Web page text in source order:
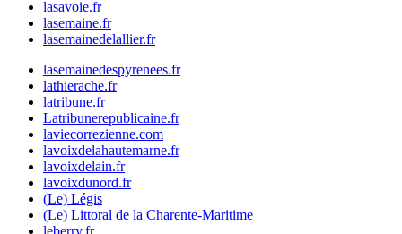
lasavoie.fr
lasemaine.fr
lasemainedelallier.fr
lasemainedespyrenees.fr
lathierache.fr
latribune.fr
Latribunerepublicaine.fr
laviecorrezienne.com
lavoixdelahautemarne.fr
lavoixdelain.fr
lavoixdunord.fr
(Le) Légis
(Le) Littoral de la Charente-Maritime